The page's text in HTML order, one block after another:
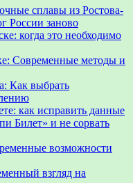
сплавы из Ростова-
России заново
когда это необходимо
Современные методы и
Как выбрать
как исправить данные
Билет» и не сорвать
возможности
взгляд на